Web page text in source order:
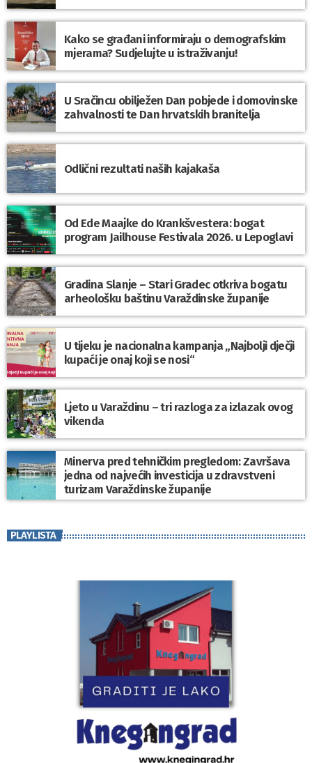
Kako se građani informiraju o demografskim
mjerama? Sudjelujte u istraživanju!
U Sračincu obilježen Dan pobjede i domovinske
zahvalnosti te Dan hrvatskih branitelja
Odlični rezultati naših kajakaša
Od Ede Maajke do Krankšvestera: bogat
program Jailhouse Festivala 2026. u Lepoglavi
Gradina Slanje – Stari Gradec otkriva bogatu
arheološku baštinu Varaždinske županije
U tijeku je nacionalna kampanja „Najbolji dječji
kupaći je onaj koji se nosi“
Ljeto u Varaždinu – tri razloga za izlazak ovog
vikenda
Minerva pred tehničkim pregledom: Završava
jedna od najvećih investicija u zdravstveni
turizam Varaždinske županije
PLAYLISTA